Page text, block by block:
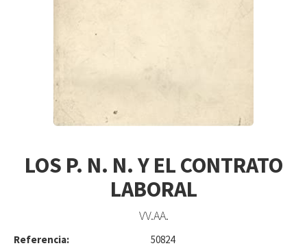
LOS P. N. N. Y EL CONTRATO
LABORAL
VV.AA.
Referencia:
50824